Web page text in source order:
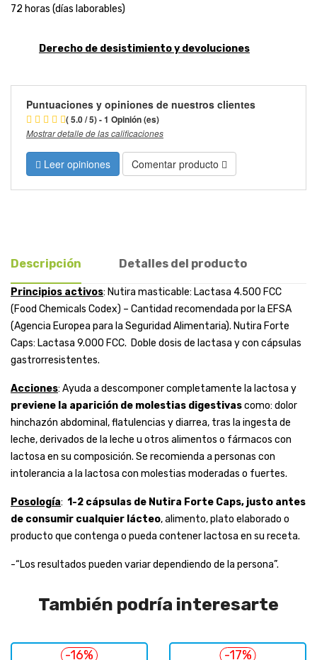
72 horas (días laborables)
Derecho de desistimiento y devoluciones
Puntuaciones y opiniones de nuestros clientes
( 5.0 / 5) - 1 Opinión (es)
Mostrar detalle de las calificaciones
Leer opiniones Comentar producto
Descripción Detalles del producto
Principios activos: Nutira masticable: Lactasa 4.500 FCC
(Food Chemicals Codex) – Cantidad recomendada por la EFSA
(Agencia Europea para la Seguridad Alimentaria). Nutira Forte
Caps: Lactasa 9.000 FCC. Doble dosis de lactasa y con cápsulas
gastrorresistentes.
Acciones: Ayuda a descomponer completamente la lactosa y
previene la aparición de molestias digestivascomo: dolor
hinchazón abdominal, flatulencias y diarrea, tras la ingesta de
leche, derivados de la leche u otros alimentos o fármacos con
lactosa en su composición. Se recomienda a personas con
intolerancia a la lactosa con molestias moderadas o fuertes.
Posología: 1-2 cápsulas de Nutira Forte Caps, justo antes
de consumir cualquier lácteo, alimento, plato elaborado o
producto que contenga o pueda contener lactosa en su receta.
-“Los resultados pueden variar dependiendo de la persona”.
También podría interesarte
-16% -17%